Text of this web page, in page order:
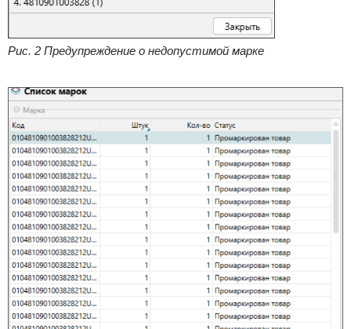
Рис. 2 Предупреждение о недопустимой марке